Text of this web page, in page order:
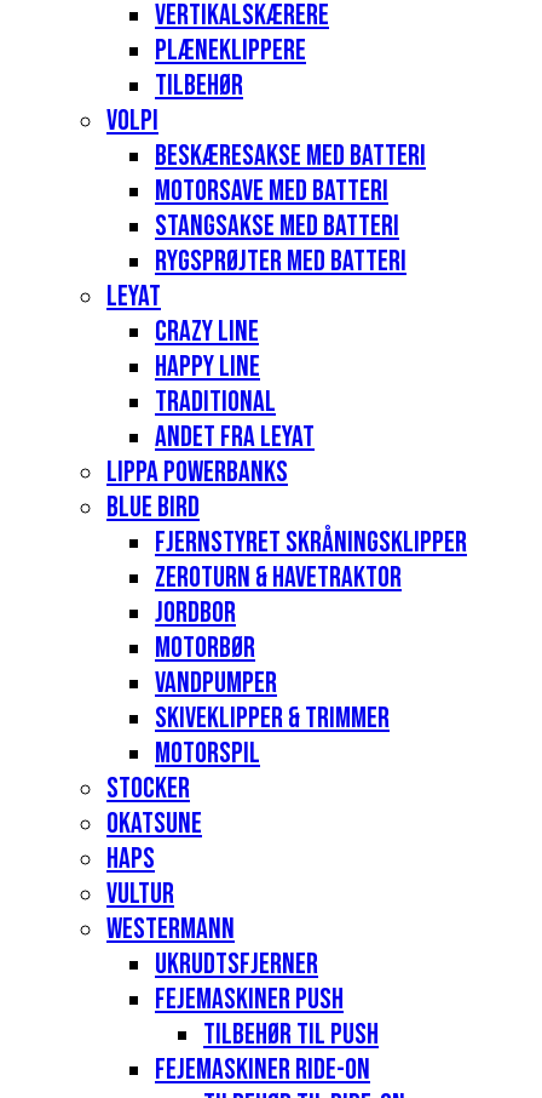
Vertikalskærere
Plæneklippere
Tilbehør
Volpi
Beskæresakse med batteri
Motorsave med batteri
Stangsakse med batteri
Rygsprøjter med batteri
Leyat
Crazy Line
Happy Line
Traditional
Andet fra Leyat
Lippa Powerbanks
Blue Bird
Fjernstyret skråningsklipper
Zeroturn & havetraktor
Jordbor
Motorbør
Vandpumper
Skiveklipper & Trimmer
Motorspil
Stocker
Okatsune
Haps
Vultur
Westermann
Ukrudtsfjerner
Fejemaskiner Push
Tilbehør til push
Fejemaskiner Ride-on